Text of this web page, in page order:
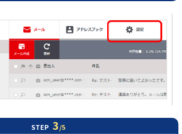
STEP 3/5